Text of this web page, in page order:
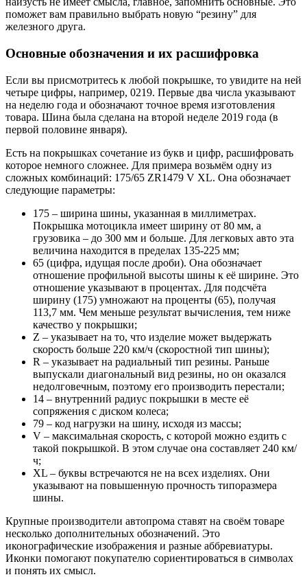
поможет вам правильно выбрать новую “резину” для
железного друга.
Основные обозначения и их расшифровка
Если вы присмотритесь к любой покрышке, то увидите на ней
четыре цифры, например, 0219. Первые два числа указывают
на неделю года и обозначают точное время изготовления
товара. Шина была сделана на второй неделе 2019 года (в
первой половине января).
Есть на покрышках сочетание из букв и цифр, расшифровать
которое немного сложнее. Для примера возьмём одну из
сложных комбинаций: 175/65 ZR1479 V XL. Она обозначает
следующие параметры:
175 – ширина шины, указанная в миллиметрах.
Покрышка мотоцикла имеет ширину от 80 мм, а
грузовика – до 300 мм и больше. Для легковых авто эта
величина находится в пределах 135-225 мм;
65 (цифра, идущая после дроби). Она обозначает
отношение профильной высоты шины к её ширине. Это
отношение указывают в процентах. Для подсчёта
ширину (175) умножают на проценты (65), получая
113,7 мм. Чем меньше результат вычисления, тем ниже
качество у покрышки;
Z – указывает на то, что изделие может выдержать
скорость больше 220 км/ч (скоростной тип шины);
R – указывает на радиальный тип резины. Раньше
выпускали диагональный вид резины, но он оказался
недолговечным, поэтому его производить перестали;
14 – внутренний радиус покрышки в месте её
сопряжения с диском колеса;
79 – код нагрузки на шину, исходя из массы;
V – максимальная скорость, с которой можно ездить с
такой покрышкой. В этом случае она составляет 240 км/
ч;
XL – буквы встречаются не на всех изделиях. Они
указывают на повышенную прочность типоразмера
шины.
Крупные производители автопрома ставят на своём товаре
несколько дополнительных обозначений. Это
иконографические изображения и разные аббревиатуры.
Иконки помогают покупателю сориентироваться в символах
и понять их смысл.